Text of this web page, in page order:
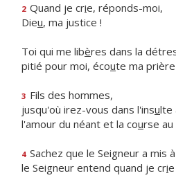
2 Quand je crie, réponds-moi,
Dieu, ma justice !
Toi qui me libères dans la
pitié pour moi, écoute ma prière
3 Fils des hommes,
jusqu'où irez-vous dans l'insulte
l'amour du néant et la course au
4 Sachez que le Seigneur a mis
le Seigneur entend quand je cri